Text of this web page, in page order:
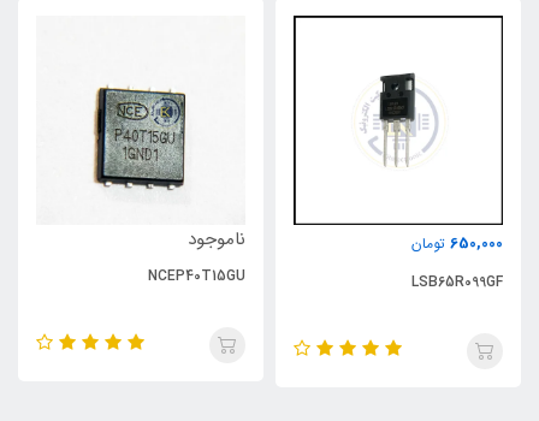
650,000 تومان
LSB65R099GF
ناموجود
NCEP40T15GU